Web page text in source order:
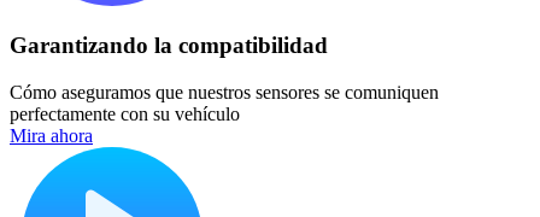
Garantizando la compatibilidad
Cómo aseguramos que nuestros sensores se comuniquen
perfectamente con su vehículo
Mira ahora